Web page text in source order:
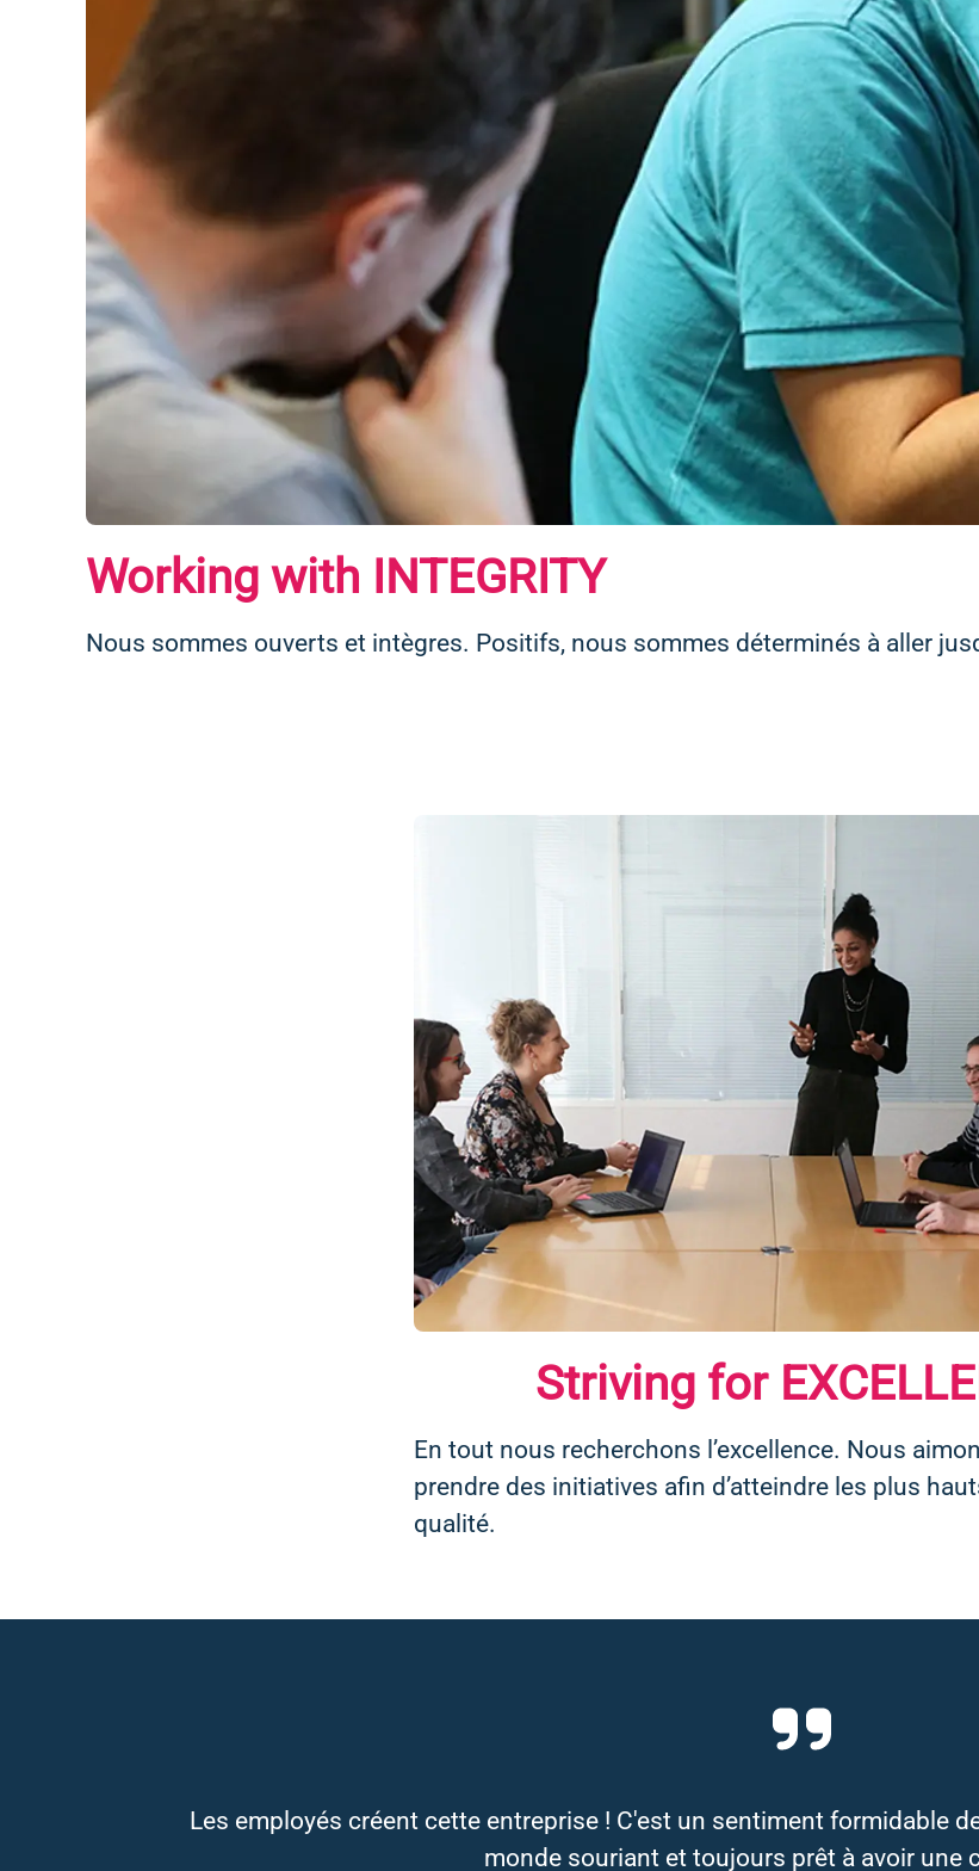
Working with INTEGRITY
Nous sommes ouverts et intègres. Positifs, nous sommes déterminés à aller
Striving for
En tout nous recherchons l’excellence. Nous
prendre des initiatives aﬁn d’atteindre les plus
qualité.
Les employés créent cette entreprise ! C'est un sentiment formidable
monde souriant et toujours prêt à avoir une